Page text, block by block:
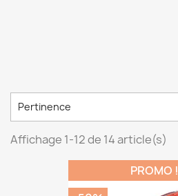
Pertinence
Affichage 1-12 de 14 article(s)
PROMO !